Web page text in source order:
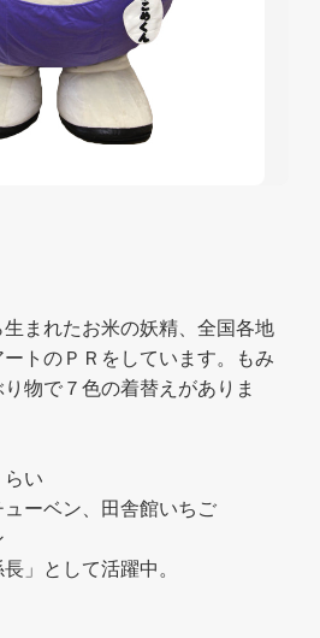
生まれたお米の妖精、全国各地
トのＰＲをしています。もみ
物で７色の着替えがありま
い
ーベン、田舎館いちご
」として活躍中。